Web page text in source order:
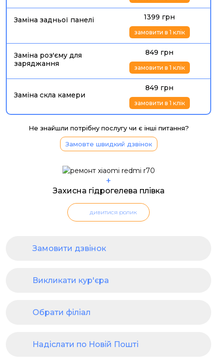
Заміна задньої панелі 1399 грн
замовити в 1 клік
Заміна роз'єму для
заряджання
849 грн
замовити в 1 клік
Заміна скла камери
849 грн
замовити в 1 клік
Не знайшли потрібну послугу чи є інші питання?
Замовте швидкий дзвінок
+
Захисна гідрогелева плівка
дивитися ролик
Замовити дзвінок
Викликати кур'єра
Обрати філіал
Надіслати по Новій Пошті